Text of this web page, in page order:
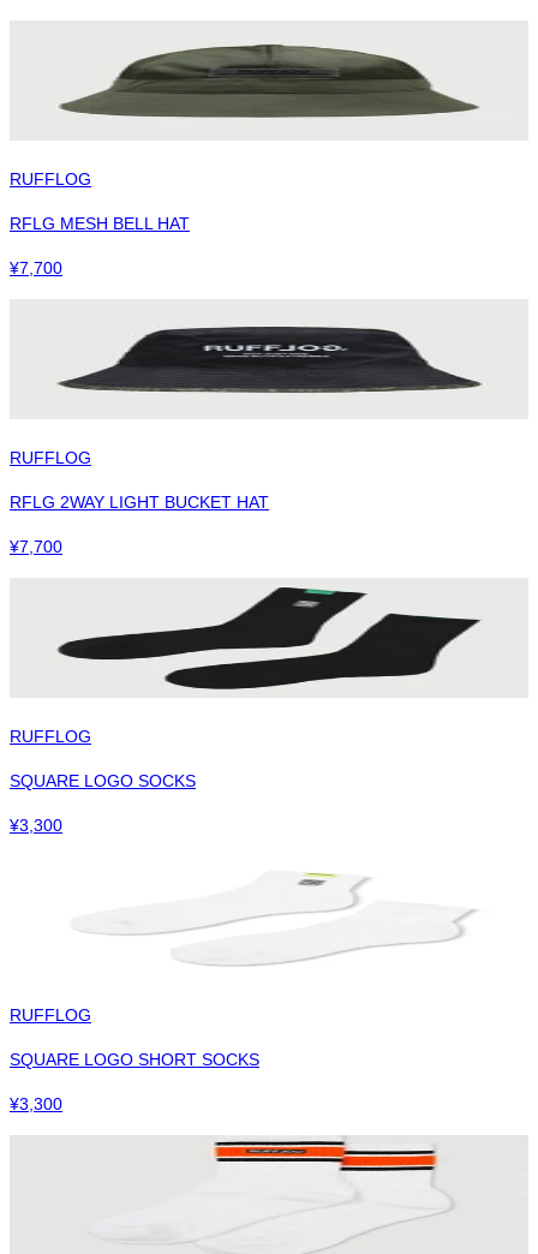
RUFFLOG
RFLG MESH BELL HAT
¥7,700
RUFFLOG
RFLG 2WAY LIGHT BUCKET HAT
¥7,700
RUFFLOG
SQUARE LOGO SOCKS
¥3,300
RUFFLOG
SQUARE LOGO SHORT SOCKS
¥3,300